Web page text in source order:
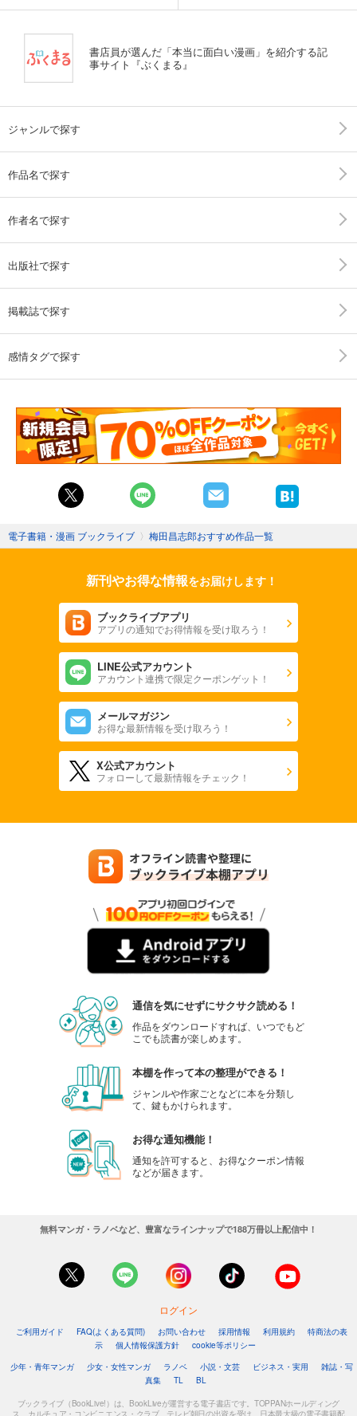
書店員が選んだ「本当に面白い漫画」を紹介する記
事サイト『ぶくまる』
ジャンルで探す
作品名で探す
作者名で探す
出版社で探す
掲載誌で探す
感情タグで探す
電子書籍・漫画 ブックライブ 〉 梅田昌志郎おすすめ作品一覧
新刊やお得な情報をお届けします！
ブックライブアプリ
アプリの通知でお得情報を受け取ろう！
LINE公式アカウント
アカウント連携で限定クーポンゲット！
メールマガジン
お得な最新情報を受け取ろう！
X公式アカウント
フォローして最新情報をチェック！
通信を気にせずにサクサク読める！
作品をダウンロードすれば、いつでもど
こでも読書が楽しめます。
本棚を作って本の整理ができる！
ジャンルや作家ごとなどに本を分類し
て、鍵もかけられます。
お得な通知機能！
通知を許可すると、お得なクーポン情報
などが届きます。
無料マンガ・ラノベなど、豊富なラインナップで188万冊以上配信中！
ログイン
ご利用ガイド FAQ(よくある質問) お問い合わせ 採用情報 利用規約
特商法の表
示
個人情報保護方針
cookie等ポリシー
少年・青年マンガ
少女・女性マンガ ラノベ 小説・文芸 ビジネス・実用
雑誌・写
真集
TL BL
ブックライブ（BookLive!）は、BookLiveが運営する電子書店です。TOPPANホールディング
ス、カルチュア・コンビニエンス・クラブ、テレビ朝日の出資を受け、日本最大級の電子書籍配